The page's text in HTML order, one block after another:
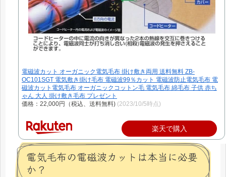
電磁波カット オーガニック電気毛布 掛け敷き両用 送料無料 ZB-
OC101SGT 電気敷き掛け毛布 電磁波99％カット 電磁波防止電気毛布 電
磁波カット電気毛布 オーガニックコットン毛 電気毛布 綿毛布 子供 赤ち
ゃん 大人 掛け敷き毛布 プレゼント
価格：22,000円（税込、送料無料) (2023/10/5時点)
楽天で購入
電気毛布の電磁波カットは本当に必要
か？